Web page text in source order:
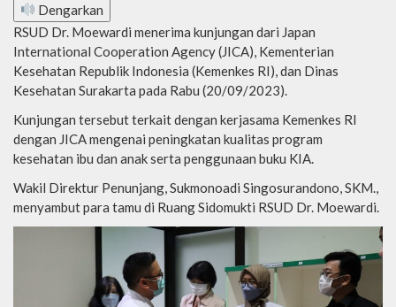
Dengarkan
RSUD Dr. Moewardi menerima kunjungan dari Japan
International Cooperation Agency (JICA), Kementerian
Kesehatan Republik Indonesia (Kemenkes RI), dan Dinas
Kesehatan Surakarta pada Rabu (20/09/2023).
Kunjungan tersebut terkait dengan kerjasama Kemenkes RI
dengan JICA mengenai peningkatan kualitas program
kesehatan ibu dan anak serta penggunaan buku KIA.
Wakil Direktur Penunjang, Sukmonoadi Singosurandono, SKM.,
menyambut para tamu di Ruang Sidomukti RSUD Dr. Moewardi.